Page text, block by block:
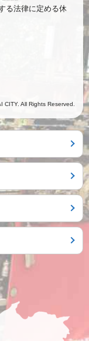
る法律に定める休
CITY. All Rights Reserved.